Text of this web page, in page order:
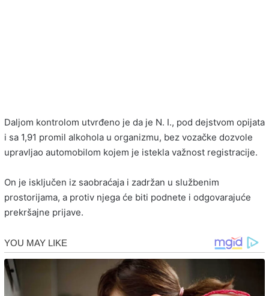
Daljom kontrolom utvrđeno je da je N. I., pod dejstvom opijata
i sa 1,91 promil alkohola u organizmu, bez vozačke dozvole
upravljao automobilom kojem je istekla važnost registracije.
On je isključen iz saobraćaja i zadržan u službenim
prostorijama, a protiv njega će biti podnete i odgovarajuće
prekršajne prijave.